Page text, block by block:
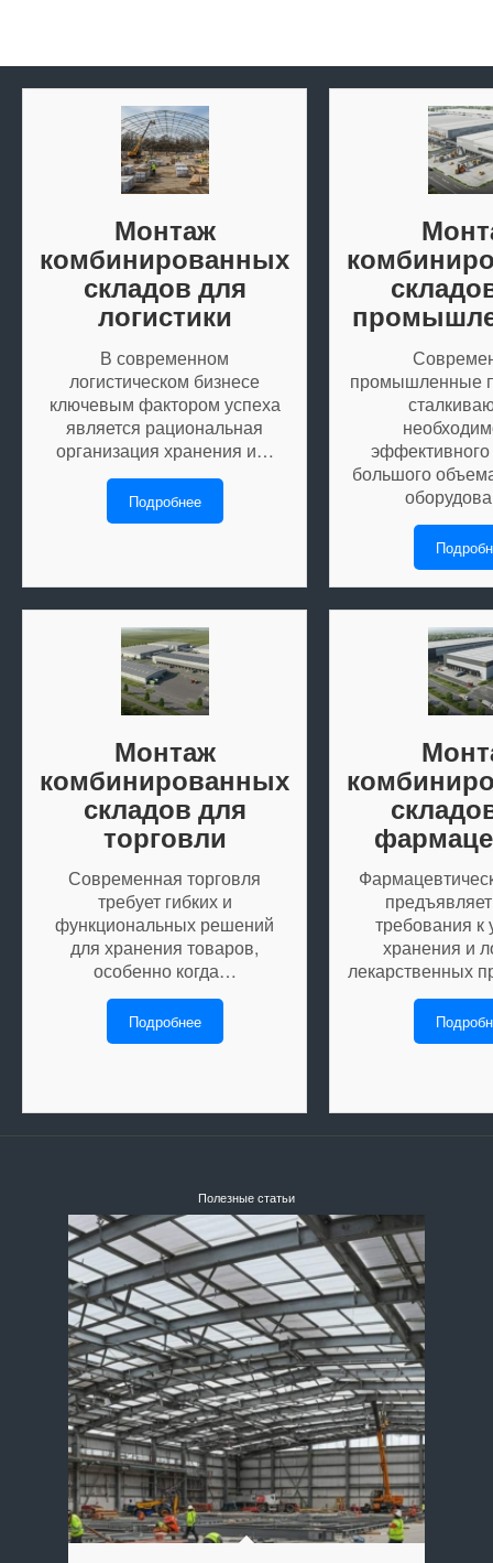
Монтаж
комбинированных
складов для
логистики
В современном
логистическом бизнесе
ключевым фактором успеха
является рациональная
организация хранения и…
Подробнее
промышленные
большого
Монтаж
комбинированных
складов для
торговли
Современная торговля
требует гибких и
функциональных решений
для хранения товаров,
особенно когда…
Подробнее
требования к
хранения и
лекарственных
Полезные статьи